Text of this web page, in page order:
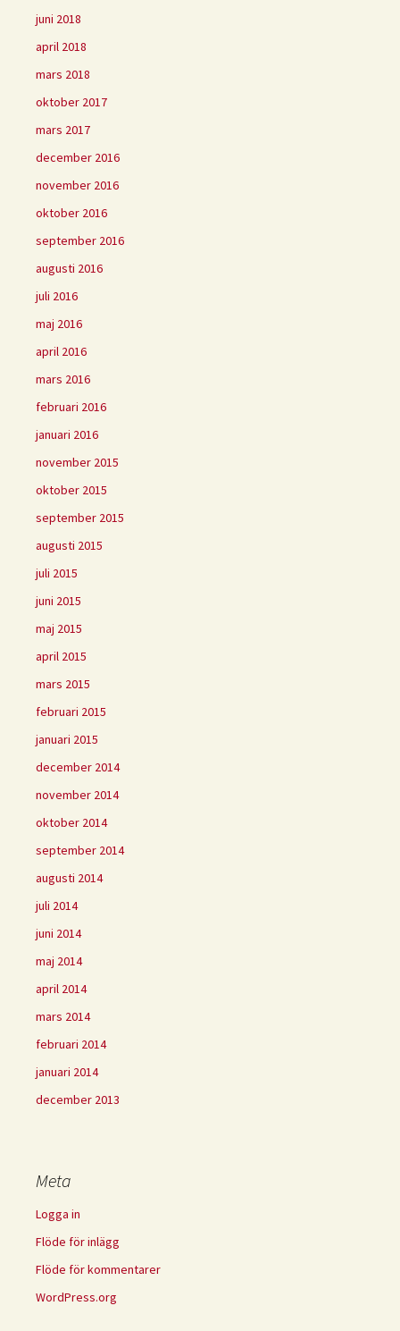
juni 2018
april 2018
mars 2018
oktober 2017
mars 2017
december 2016
november 2016
oktober 2016
september 2016
augusti 2016
juli 2016
maj 2016
april 2016
mars 2016
februari 2016
januari 2016
november 2015
oktober 2015
september 2015
augusti 2015
juli 2015
juni 2015
maj 2015
april 2015
mars 2015
februari 2015
januari 2015
december 2014
november 2014
oktober 2014
september 2014
augusti 2014
juli 2014
juni 2014
maj 2014
april 2014
mars 2014
februari 2014
januari 2014
december 2013
Meta
Logga in
Flöde för inlägg
Flöde för kommentarer
WordPress.org